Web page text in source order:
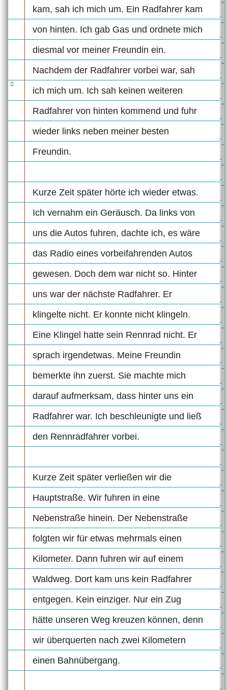
kam, sah ich mich um. Ein Radfahrer kam
von hinten. Ich gab Gas und ordnete mich
diesmal vor meiner Freundin ein.
Nachdem der Radfahrer vorbei war, sah
ich mich um. Ich sah keinen weiteren
Radfahrer von hinten kommend und fuhr
wieder links neben meiner besten
Freundin.
Kurze Zeit später hörte ich wieder etwas.
Ich vernahm ein Geräusch. Da links von
uns die Autos fuhren, dachte ich, es wäre
das Radio eines vorbeifahrenden Autos
gewesen. Doch dem war nicht so. Hinter
uns war der nächste Radfahrer. Er
klingelte nicht. Er konnte nicht klingeln.
Eine Klingel hatte sein Rennrad nicht. Er
sprach irgendetwas. Meine Freundin
bemerkte ihn zuerst. Sie machte mich
darauf aufmerksam, dass hinter uns ein
Radfahrer war. Ich beschleunigte und ließ
den Rennradfahrer vorbei.
Kurze Zeit später verließen wir die
Hauptstraße. Wir fuhren in eine
Nebenstraße hinein. Der Nebenstraße
folgten wir für etwas mehrmals einen
Kilometer. Dann fuhren wir auf einem
Waldweg. Dort kam uns kein Radfahrer
entgegen. Kein einziger. Nur ein Zug
hätte unseren Weg kreuzen können, denn
wir überquerten nach zwei Kilometern
einen Bahnübergang.